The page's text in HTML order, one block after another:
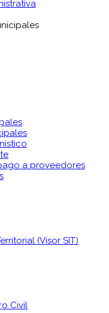
a proveedores
(Visor SIT)
Civil